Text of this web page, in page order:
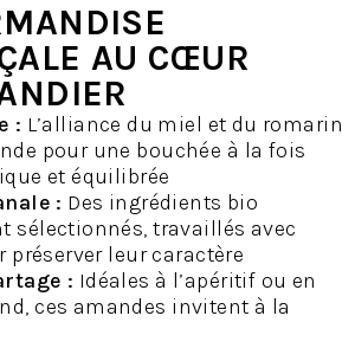
AU CŒUR
: L’alliance du miel et du romarin
pour une bouchée à la fois
et équilibrée
: Des ingrédients bio
sélectionnés, travaillés avec
leur caractère
: Idéales à l’apéritif ou en
ces amandes invitent à la